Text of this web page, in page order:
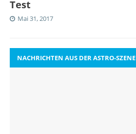
Test
Mai 31, 2017
NACHRICHTEN AUS DER ASTRO-SZENE